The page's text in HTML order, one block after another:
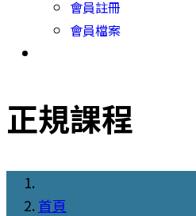
會員註冊
會員檔案
正規課程
首頁